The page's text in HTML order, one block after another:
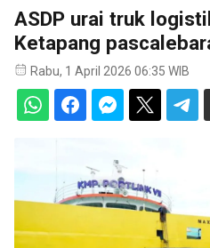
ASDP urai truk
Ketapang
Rabu, 1 April 2026 06:35 WIB